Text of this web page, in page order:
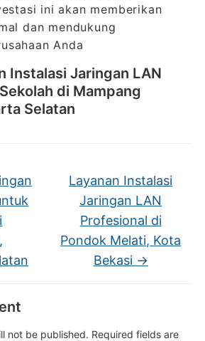
ini akan memberikan
dan mendukung
Anda
Instalasi Jaringan LAN
di Mampang
Selatan
Layanan Instalasi
Jaringan LAN
Profesional di
Pondok Melati, Kota
Bekasi →
not be published. Required fields are